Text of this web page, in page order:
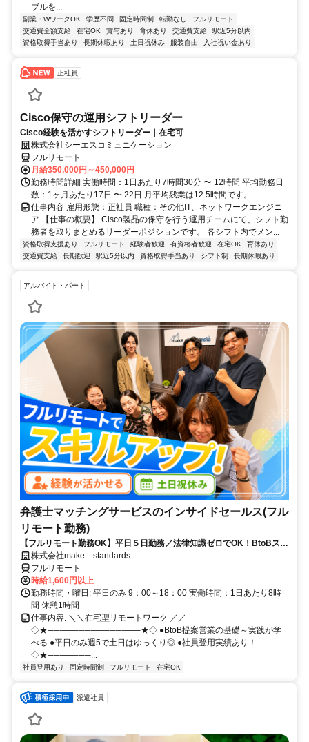
ブルを...
副業・WワークOK 学歴不問 固定時間制 転勤なし
フルリモート
交通費全額支給
在宅OK 賞与あり 育休あり 交通費支給
駅近5分以内
資格取得手当あり
長期休暇あり 土日祝休み 服装自由 入社祝い金あり
正社員
Cisco保守の運用シフトリーダー
Cisco経験を活かすシフトリーダー｜在宅可
株式会社シーエスコミュニケーション
フルリモート
月給350,000円～450,000円
勤務時間詳細 実働時間：1日あたり7時間30分 〜 12時間 平均勤務日
数：1ヶ月あたり17日 〜 22日 月平均残業は12.5時間です。
仕事内容 雇用形態：正社員 職種：その他IT、ネットワークエンジニ
ア 【仕事の概要】 Cisco製品の保守を行う運用チームにて、シフト勤
務者を取りまとめるリーダーポジションです。 各シフト内でメン...
資格取得支援あり フルリモート 経験者歓迎 有資格者歓迎 在宅OK
育休あり
交通費支給
長期歓迎 駅近5分以内 資格取得手当あり シフト制 長期休暇あり
アルバイト・パート
弁護士マッチングサービスのインサイドセールス(フル
リモート勤務)
【フルリモート勤務OK】平日５日勤務／法律知識ゼロでOK！BtoBスキ
ルが身につく営業職
株式会社make standards
フルリモート
時給1,600円以上
勤務時間・曜日: 平日のみ 9：00～18：00 実働時間：1日あたり8時
間 休憩1時間
仕事内容: ＼＼在宅型リモートワーク ／／
◇★───────────────★◇ ●BtoB提案営業の基礎～実践が学
べる ●平日のみ週5で土日はゆっくり◎ ●社員登用実績あり！
◇★───────...
社員登用あり 固定時間制 フルリモート 在宅OK
派遣社員